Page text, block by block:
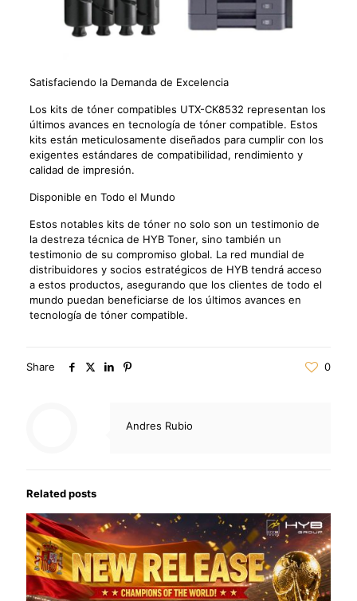
Satisfaciendo la Demanda de Excelencia
Los kits de tóner compatibles UTX-CK8532 representan los
últimos avances en tecnología de tóner compatible. Estos
kits están meticulosamente diseñados para cumplir con los
exigentes estándares de compatibilidad, rendimiento y
calidad de impresión.
Disponible en Todo el Mundo
Estos notables kits de tóner no solo son un testimonio de
la destreza técnica de HYB Toner, sino también un
testimonio de su compromiso global. La red mundial de
distribuidores y socios estratégicos de HYB tendrá acceso
a estos productos, asegurando que los clientes de todo el
mundo puedan beneficiarse de los últimos avances en
tecnología de tóner compatible.
Share 0
Andres Rubio
Related posts